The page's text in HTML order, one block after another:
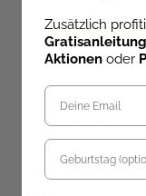
Die bunte Welt von
und seinen
Ausmalposter
Sofort Lieferbar
13,99 €
Zusätzlich
Aktionen oder
Geburtstag